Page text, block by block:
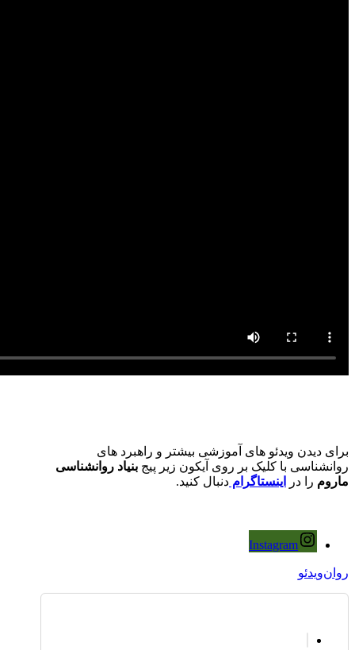
برای دیدن ویدئو های آموزشی بیشتر و راهبرد های
روانشناسی با کلیک بر روی آیکون زیر پیج بنیاد روانشناسی
ماروم را در اینستاگرام دنبال کنید.
Instagram
روان‌ویدئو